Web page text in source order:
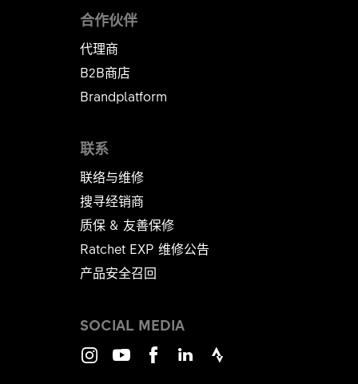
联系
联络与维修
搜寻经销商
质保 & 友善保修
Ratchet EXP 维修公告​​​​​​​
产品安全召回
合作伙伴
代理商
B2B商店
Brandplatform
SOCIAL MEDIA